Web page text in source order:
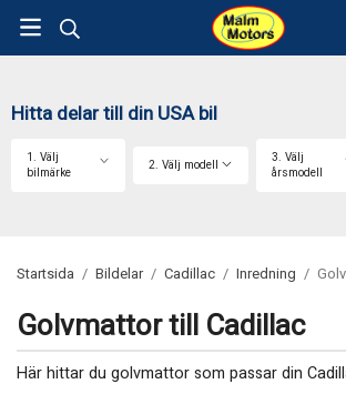
Hitta delar till din USA bil
1. Välj
bilmärke
2. Välj modell
3. Välj
årsmodell
Startsida / Bildelar / Cadillac / Inredning /
Golvmattor till Cadillac
Här hittar du golvmattor som passar din